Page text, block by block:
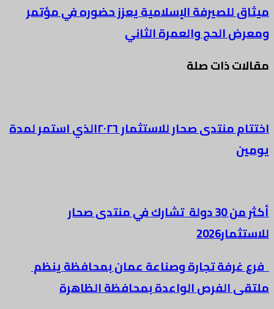
ميثاق للصيرفة الإسلامية يعزز حضوره في مؤتمر
ومعرض الحج والعمرة الثاني
مقالات ذات صلة
اختتام منتدى صحار للاستثمار ٢٠٢٦الذي استمر لمدة
يومين
أكثر من 30 دولة تشارك في منتدى صحار
للاستثمار2026
فرع غرفة تجارة وصناعة عمان بمحافظة ينظم
ملتقى الفرص الواعدة بمحافظة الظاهرة